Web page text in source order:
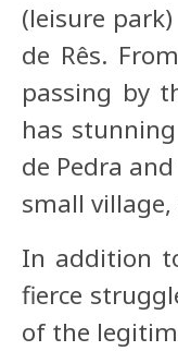
(leisure
de Rês.
passing by
has
de Pedra
small
In addition
fierce
of the